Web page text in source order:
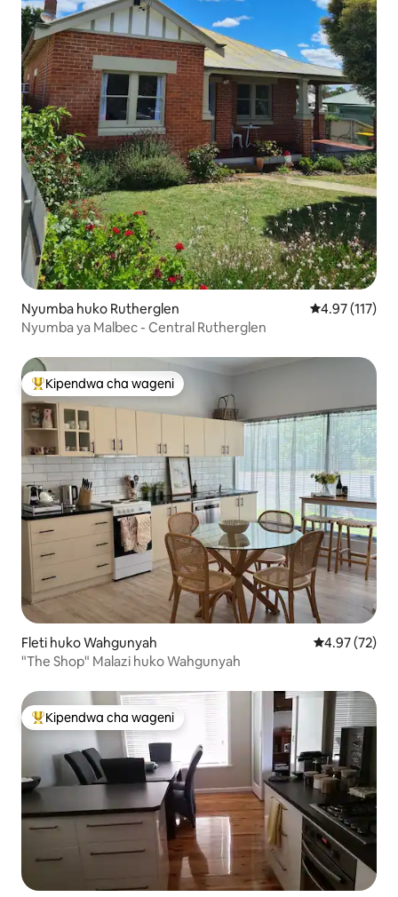
Nyumba huko Rutherglen Ukadiriaji wa
4.97 (117)
Nyumba ya Malbec - Central Rutherglen
Kipendwa maarufu cha wageni
Kipendwa cha wageni
Fleti huko Wahgunyah Ukadiriaji wa
4.97 (72)
"The Shop" Malazi huko Wahgunyah
Kipendwa maarufu cha wageni
Kipendwa cha wageni